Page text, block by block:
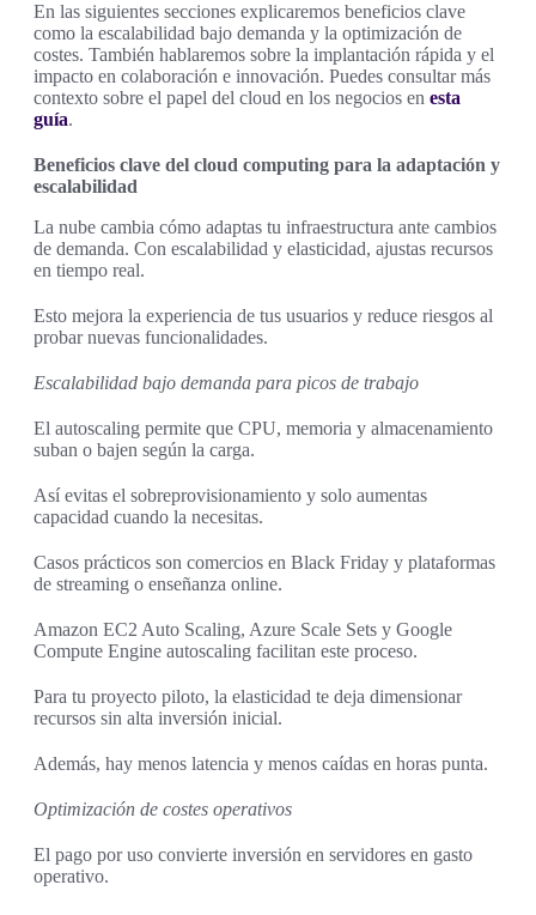
En las siguientes secciones explicaremos beneficios clave
como la escalabilidad bajo demanda y la optimización de
costes. También hablaremos sobre la implantación rápida y el
impacto en colaboración e innovación. Puedes consultar más
contexto sobre el papel del cloud en los negocios en esta
guía.
Beneficios clave del cloud computing para la adaptación y
escalabilidad
La nube cambia cómo adaptas tu infraestructura ante cambios
de demanda. Con escalabilidad y elasticidad, ajustas recursos
en tiempo real.
Esto mejora la experiencia de tus usuarios y reduce riesgos al
probar nuevas funcionalidades.
Escalabilidad bajo demanda para picos de trabajo
El autoscaling permite que CPU, memoria y almacenamiento
suban o bajen según la carga.
Así evitas el sobreprovisionamiento y solo aumentas
capacidad cuando la necesitas.
Casos prácticos son comercios en Black Friday y plataformas
de streaming o enseñanza online.
Amazon EC2 Auto Scaling, Azure Scale Sets y Google
Compute Engine autoscaling facilitan este proceso.
Para tu proyecto piloto, la elasticidad te deja dimensionar
recursos sin alta inversión inicial.
Además, hay menos latencia y menos caídas en horas punta.
Optimización de costes operativos
El pago por uso convierte inversión en servidores en gasto
operativo.